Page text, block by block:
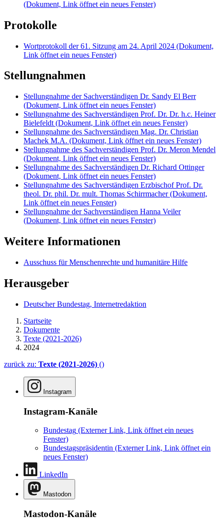
(Dokument, Link öffnet ein neues Fenster)
Protokolle
Wortprotokoll der 61. Sitzung am 24. April 2024 (Dokument,
Link öffnet ein neues Fenster)
Stellungnahmen
Stellungnahme der Sachverständigen Dr. Sandy El Berr
(Dokument, Link öffnet ein neues Fenster)
Stellungnahme des Sachverständigen Prof. Dr. Dr. h.c. Heiner
Bielefeldt (Dokument, Link öffnet ein neues Fenster)
Stellungnahme des Sachverständigen Mag. Dr. Christian
Machek M.A. (Dokument, Link öffnet ein neues Fenster)
Stellungnahme des Sachverständigen Prof. Dr. Meron Mendel
(Dokument, Link öffnet ein neues Fenster)
Stellungnahme des Sachverständigen Dr. Richard Ottinger
(Dokument, Link öffnet ein neues Fenster)
Stellungnahme des Sachverständigen Erzbischof Prof. Dr.
theol. Dr. phil. Dr. mult. Thomas Schirrmacher(Dokument,
Link öffnet ein neues Fenster)
Stellungnahme der Sachverständigen Hanna Veiler
(Dokument, Link öffnet ein neues Fenster)
Weitere Informationen
Ausschuss für Menschenrechte und humanitäre Hilfe
Herausgeber
Deutscher Bundestag, Internetredaktion
Startseite
Dokumente
Texte (2021-2026)
2024
zurück zu: Texte (2021-2026) ()
Instagram
Instagram-Kanäle
Bundestag (Externer Link, Link öffnet ein neues
Fenster)
Bundestagspräsidentin (Externer Link, Link öffnet ein
neues Fenster)
LinkedIn
Mastodon
Mastodon-Kanäle